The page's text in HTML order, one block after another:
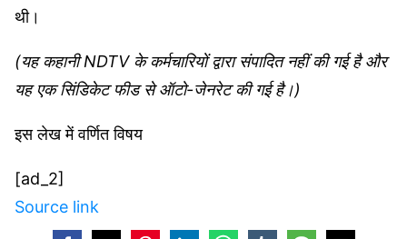
थी।
(यह कहानी NDTV के कर्मचारियों द्वारा संपादित नहीं की गई है और
यह एक सिंडिकेट फीड से ऑटो-जेनरेट की गई है।)
इस लेख में वर्णित विषय
[ad_2]
Source link